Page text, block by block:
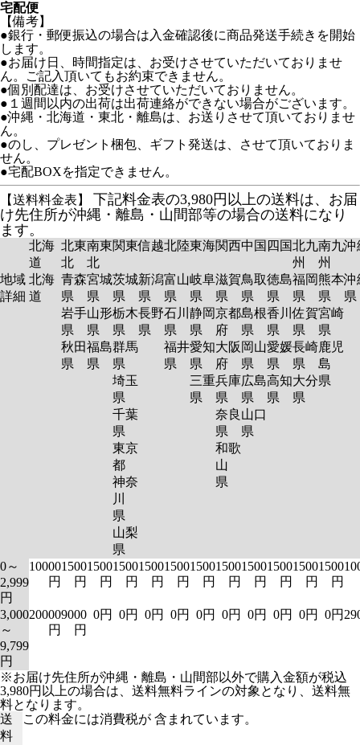
宅配便
【備考】
●銀行・郵便振込の場合は入金確認後に商品発送手続きを開始
します。
●お届け日、時間指定は、お受けさせていただいておりませ
ん。ご記入頂いてもお約束できません。
●個別配達は、お受けさせていただいておりません。
●１週間以内の出荷は出荷連絡ができない場合がございます。
●沖縄・北海道・東北・離島は、お送りさせて頂いておりませ
ん。
●のし、プレゼント梱包、ギフト発送は、させて頂いておりま
せん。
●宅配BOXを指定できません。
【送料料金表】
下記料金表の3,980円以上の送料は、お届
け先住所が沖縄・離島・山間部等の場合の送料になり
ます。
北海
道
北東
北
南東
北
関東信越北陸東海関西中国 四国北九
州
南九
州
沖
地域
詳細
北海
道
青森
県
岩手
県
秋田
県
宮城
県
山形
県
福島
県
茨城
県
栃木
県
群馬
県
埼玉
県
千葉
県
東京
都
神奈
川
県
山梨
県
新潟
県
長野
県
富山
県
石川
県
福井
県
岐阜
県
静岡
県
愛知
県
三重
県
滋賀
県
京都
府
大阪
府
兵庫
県
奈良
県
和歌
山
県
鳥取
県
島根
県
岡山
県
広島
県
山口
県
徳島
県
香川
県
愛媛
県
高知
県
福岡
県
佐賀
県
長崎
県
大分
県
熊本
県
宮崎
県
鹿児
島
県
沖
0～
2,999
円
10000
円
1500
円
1500
円
1500
円
1500
円
1500
円
1500
円
1500
円
1500
円
1500
円
1500
円
1500
円
3,000
～
9,799
円
20000
円
9000
円
0円 0円 0円 0円 0円 0円 0円 0円 0円 0円
※お届け先住所が沖縄・離島・山間部以外で購入金額が税込
3,980円以上の場合は、送料無料ラインの対象となり、送料無
料となります。
送
料
この料金には消費税が 含まれています。